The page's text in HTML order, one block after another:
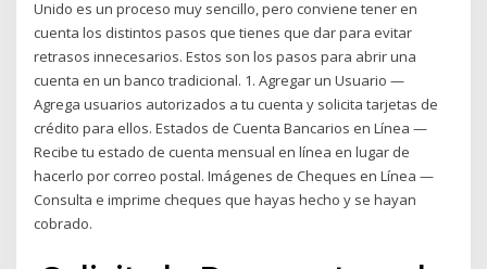
Unido es un proceso muy sencillo, pero conviene tener en
cuenta los distintos pasos que tienes que dar para evitar
retrasos innecesarios. Estos son los pasos para abrir una
cuenta en un banco tradicional. 1. Agregar un Usuario —
Agrega usuarios autorizados a tu cuenta y solicita tarjetas de
crédito para ellos. Estados de Cuenta Bancarios en Línea —
Recibe tu estado de cuenta mensual en línea en lugar de
hacerlo por correo postal. Imágenes de Cheques en Línea —
Consulta e imprime cheques que hayas hecho y se hayan
cobrado.